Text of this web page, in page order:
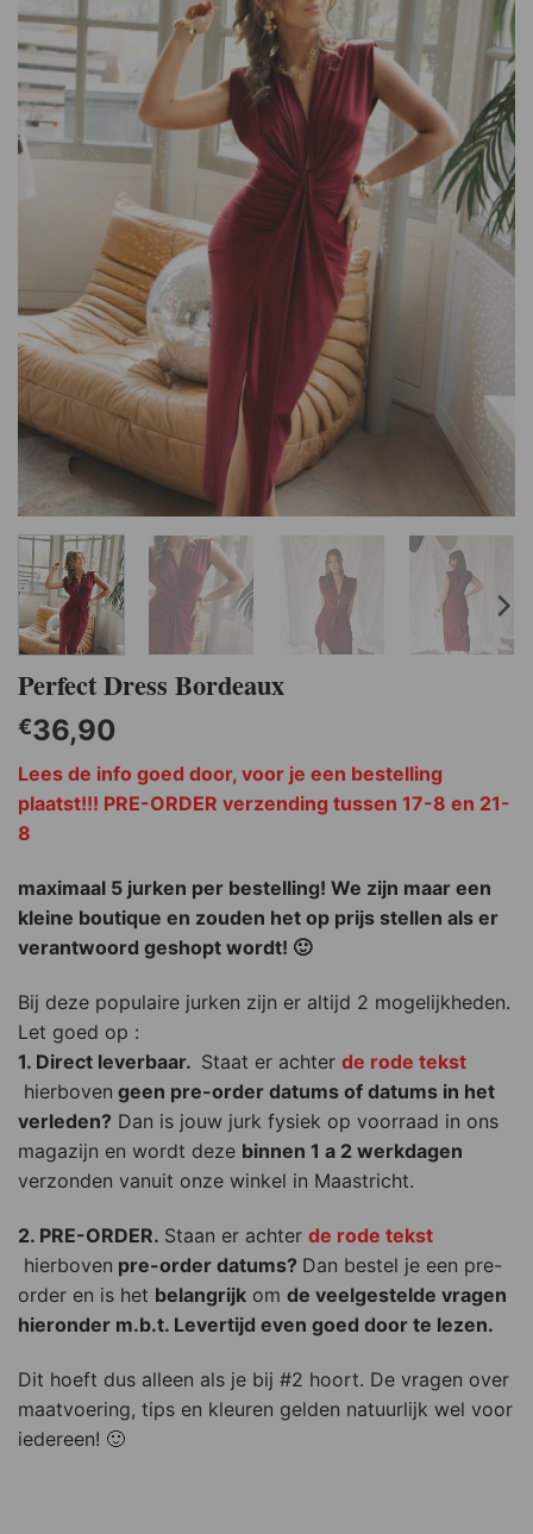
Perfect Dress Bordeaux
€36,90
Lees de info goed door, voor je een bestelling
plaatst!!! PRE-ORDER verzending tussen 17-8 en 21-
8
maximaal 5 jurken per bestelling! We zijn maar een
kleine boutique en zouden het op prijs stellen als er
verantwoord geshopt wordt! 🙂
Bij deze populaire jurken zijn er altijd 2 mogelijkheden.
Let goed op :
1. Direct leverbaar. Staat er achter de rode tekst
hierboven geen pre-order datums of datums in het
verleden? Dan is jouw jurk fysiek op voorraad in ons
magazijn en wordt deze binnen 1 a 2 werkdagen
verzonden vanuit onze winkel in Maastricht.
2. PRE-ORDER. Staan er achter de rode tekst
hierboven pre-order datums? Dan bestel je een pre-
order en is het belangrijk om de veelgestelde vragen
hieronder m.b.t. Levertijd even goed door te lezen.
Dit hoeft dus alleen als je bij #2 hoort. De vragen over
maatvoering, tips en kleuren gelden natuurlijk wel voor
iedereen! 🙂